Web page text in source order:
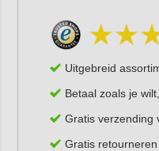
Uitgebreid
Betaal zoals je
Gratis verzending
Gratis